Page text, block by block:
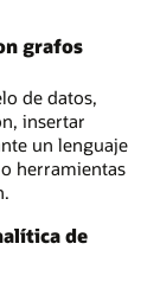
grafos
de datos,
insertar
un lenguaje
herramientas
de